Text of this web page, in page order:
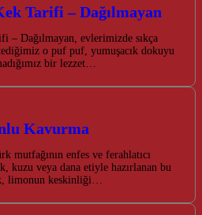
Tarifi – Dağılmayan
– Dağılmayan, evlerimizde sıkça
o puf puf, yumuşacık dokuyu
bir lezzet…
Kavurma
mutfağının enfes ve ferahlatıcı
kuzu veya dana etiyle hazırlanan bu
limonun keskinliği…